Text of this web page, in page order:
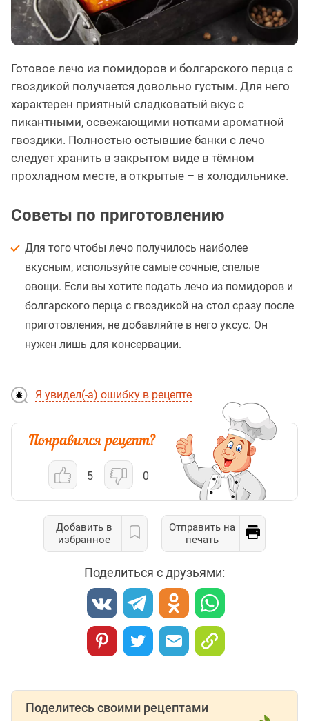
Готовое лечо из помидоров и болгарского перца с
гвоздикой получается довольно густым. Для него
характерен приятный сладковатый вкус с
пикантными, освежающими нотками ароматной
гвоздики. Полностью остывшие банки с лечо
следует хранить в закрытом виде в тёмном
прохладном месте, а открытые – в холодильнике.
Советы по приготовлению
Для того чтобы лечо получилось наиболее
вкусным, используйте самые сочные, спелые
овощи. Если вы хотите подать лечо из помидоров и
болгарского перца с гвоздикой на стол сразу после
приготовления, не добавляйте в него уксус. Он
нужен лишь для консервации.
Я увидел(-а) ошибку в рецепте
5 0
Добавить в
избранное
Отправить на
печать
Поделиться с друзьями:
Поделитесь своими рецептами